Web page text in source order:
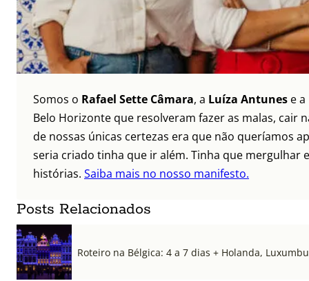
Somos o Rafael Sette Câmara, a Luíza Antunes e a
Belo Horizonte que resolveram fazer as malas, cair
de nossas únicas certezas era que não queríamos
seria criado tinha que ir além. Tinha que mergulhar
histórias. Saiba mais no nosso manifesto.
Posts Relacionados
Roteiro na Bélgica: 4 a 7 dias + Holanda,